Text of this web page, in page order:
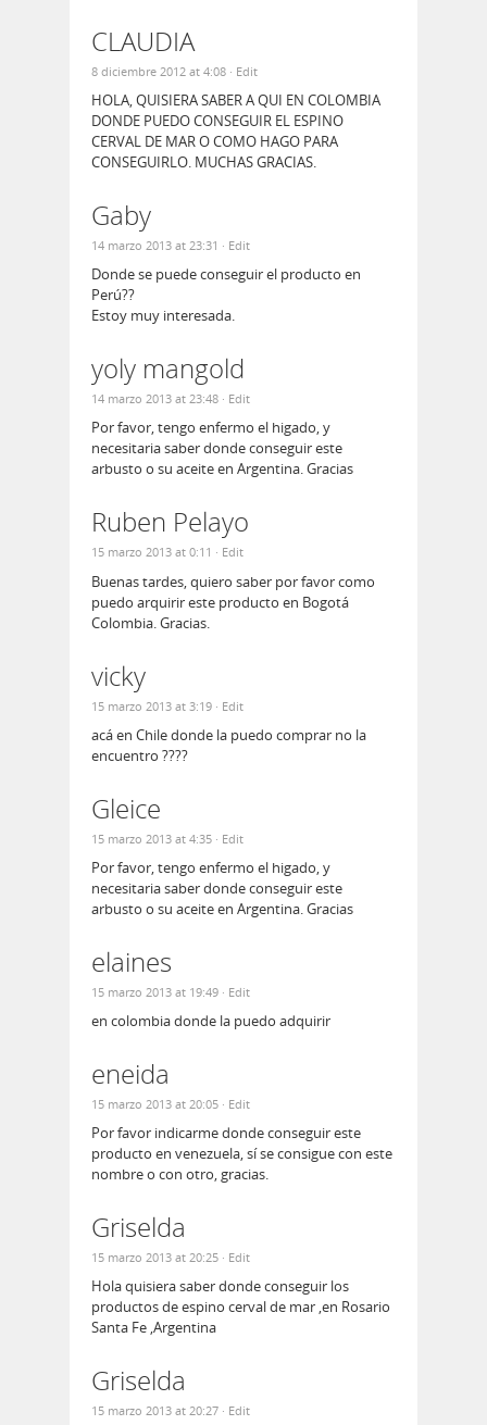
CLAUDIA
8 diciembre 2012 at 4:08 · Edit
HOLA, QUISIERA SABER A QUI EN COLOMBIA
DONDE PUEDO CONSEGUIR EL ESPINO
CERVAL DE MAR O COMO HAGO PARA
CONSEGUIRLO. MUCHAS GRACIAS.
Gaby
14 marzo 2013 at 23:31 · Edit
Donde se puede conseguir el producto en
Perú??
Estoy muy interesada.
yoly mangold
14 marzo 2013 at 23:48 · Edit
Por favor, tengo enfermo el higado, y
necesitaria saber donde conseguir este
arbusto o su aceite en Argentina. Gracias
Ruben Pelayo
15 marzo 2013 at 0:11 · Edit
Buenas tardes, quiero saber por favor como
puedo arquirir este producto en Bogotá
Colombia. Gracias.
vicky
15 marzo 2013 at 3:19 · Edit
acá en Chile donde la puedo comprar no la
encuentro ????
Gleice
15 marzo 2013 at 4:35 · Edit
Por favor, tengo enfermo el higado, y
necesitaria saber donde conseguir este
arbusto o su aceite en Argentina. Gracias
elaines
15 marzo 2013 at 19:49 · Edit
en colombia donde la puedo adquirir
eneida
15 marzo 2013 at 20:05 · Edit
Por favor indicarme donde conseguir este
producto en venezuela, sí se consigue con este
nombre o con otro, gracias.
Griselda
15 marzo 2013 at 20:25 · Edit
Hola quisiera saber donde conseguir los
productos de espino cerval de mar ,en Rosario
Santa Fe ,Argentina
Griselda
15 marzo 2013 at 20:27 · Edit